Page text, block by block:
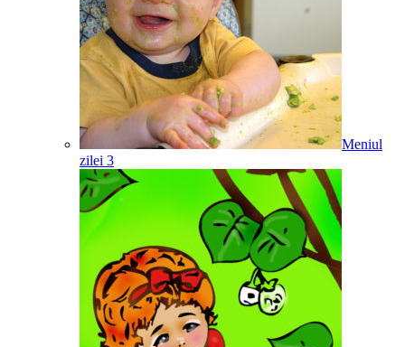
Meniul
zilei 3